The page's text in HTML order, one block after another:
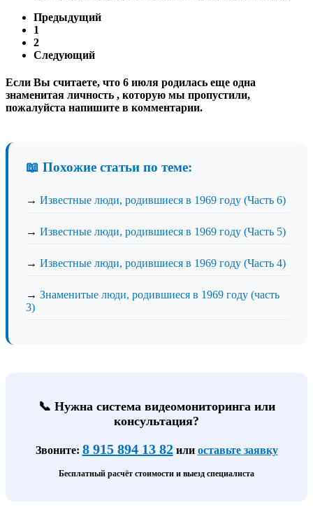
Предыдущий
1
2
Следующий
Если Вы считаете, что 6 июля родилась еще одна
знаменитая личность , которую мы пропустили,
пожалуйста напишите в комментарии.
📖 Похожие статьи по теме:
→ Известные люди, родившиеся в 1969 году (Часть 6)
→ Известные люди, родившиеся в 1969 году (Часть 5)
→ Известные люди, родившиеся в 1969 году (Часть 4)
→ Знаменитые люди, родившиеся в 1969 году (часть
3)
📞 Нужна система видеомониторинга или
консультация?
Звоните: 8 915 894 13 82или оставьте заявку
Бесплатный расчёт стоимости и выезд специалиста